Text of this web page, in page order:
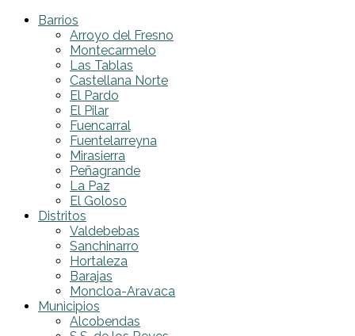
Barrios
Arroyo del Fresno
Montecarmelo
Las Tablas
Castellana Norte
El Pardo
El Pilar
Fuencarral
Fuentelarreyna
Mirasierra
Peñagrande
La Paz
El Goloso
Distritos
Valdebebas
Sanchinarro
Hortaleza
Barajas
Moncloa-Aravaca
Municipios
Alcobendas